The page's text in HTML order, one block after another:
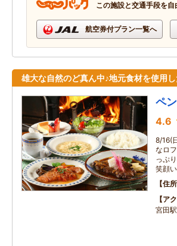
この施設と交通手段を
航空券付プラン一覧へ
雄大な自然のど真ん中♪地元食材を使用
ペ
4.6
8/16(
なロ
っぷ
笑顔
住所
ア
宮田